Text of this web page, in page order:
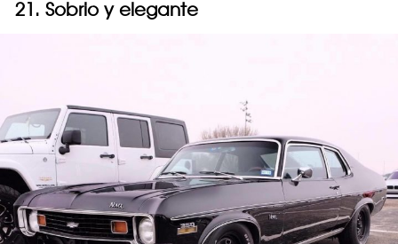
21. Sobrio y elegante